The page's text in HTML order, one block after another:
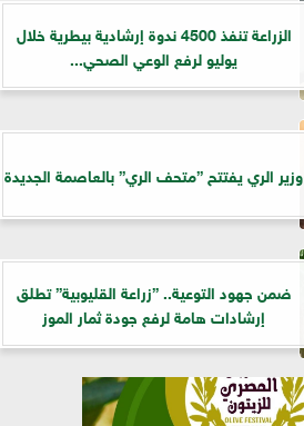
الزراعة تنفذ 4500 ندوة إرشادية بيطرية خلال
يوليو لرفع الوعي الصحي...
وزير الري يفتتح ”متحف الري” بالعاصمة الجديدة
ضمن جهود التوعية.. ”زراعة القليوبية” تطلق
إرشادات هامة لرفع جودة ثمار الموز